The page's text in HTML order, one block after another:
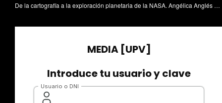
De la cartografía a la exploración planetaria de la NASA. Angélica Anglés Estellés Acto de Clausura Campus Praktikum UPV 2024 Aula Magna de la Escuela Técnica Superior de Arquitectura Jueves 20 de junio a las 13:00horas